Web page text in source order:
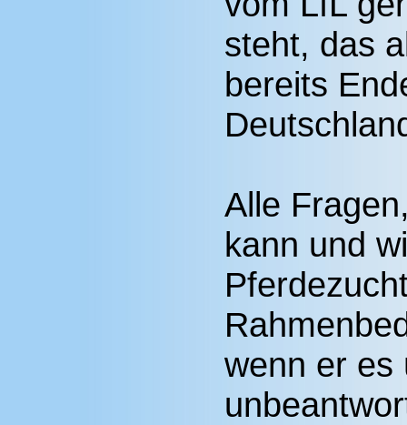
steht, das
bereits
Alle
kann und
wenn er es